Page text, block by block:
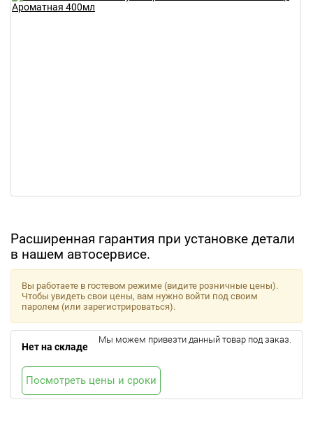
Расширенная гарантия при установке детали
в нашем автосервисе.
Вы работаете в гостевом режиме (видите розничные цены).
Чтобы увидеть свои цены, вам нужно войти под своим
паролем (или зарегистрироваться).
Нет на складе
Мы можем привезти данный товар под заказ.
Посмотреть цены и сроки